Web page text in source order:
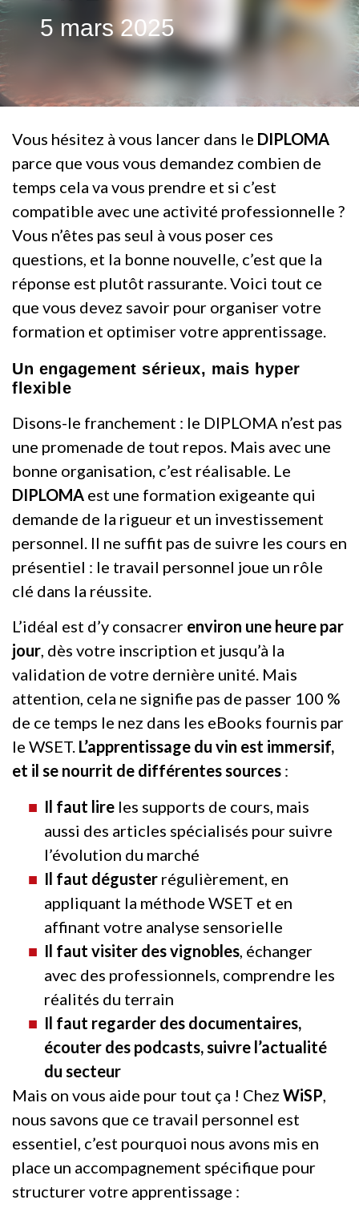
5 mars 2025
Vous hésitez à vous lancer dans le DIPLOMA
parce que vous vous demandez combien de
temps cela va vous prendre et si c’est
compatible avec une activité professionnelle ?
Vous n’êtes pas seul à vous poser ces
questions, et la bonne nouvelle, c’est que la
réponse est plutôt rassurante. Voici tout ce
que vous devez savoir pour organiser votre
formation et optimiser votre apprentissage.
Un engagement sérieux, mais hyper
flexible
Disons-le franchement : le DIPLOMA n’est pas
une promenade de tout repos. Mais avec une
bonne organisation, c’est réalisable. Le
DIPLOMA est une formation exigeante qui
demande de la rigueur et un investissement
personnel. Il ne suffit pas de suivre les cours en
présentiel : le travail personnel joue un rôle
clé dans la réussite.
L’idéal est d’y consacrer environ une heure par
jour, dès votre inscription et jusqu’à la
validation de votre dernière unité. Mais
attention, cela ne signifie pas de passer 100 %
de ce temps le nez dans les eBooks fournis par
le WSET. L’apprentissage du vin est immersif,
et il se nourrit de différentes sources :
Il faut lire les supports de cours, mais
aussi des articles spécialisés pour suivre
l’évolution du marché
Il faut déguster régulièrement, en
appliquant la méthode WSET et en
affinant votre analyse sensorielle
Il faut visiter des vignobles , échanger
avec des professionnels, comprendre les
réalités du terrain
Il faut regarder des documentaires,
écouter des podcasts, suivre l’actualité
du secteur
Mais on vous aide pour tout ça ! Chez WiSP
nous savons que ce travail personnel est
essentiel, c’est pourquoi nous avons mis en
place un accompagnement spécifique pour
structurer votre apprentissage :